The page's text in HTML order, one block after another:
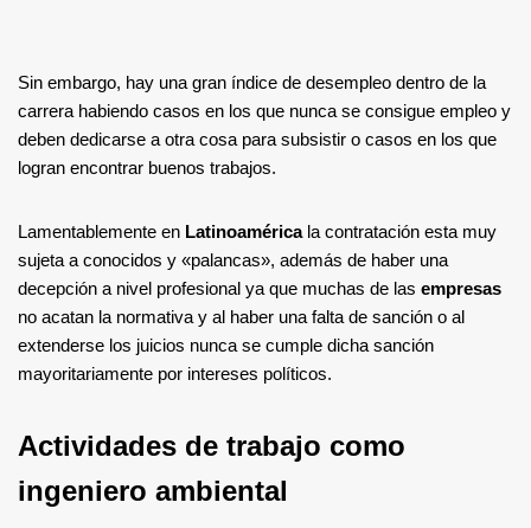
Sin embargo, hay una gran índice de desempleo dentro de la
carrera habiendo casos en los que nunca se consigue empleo y
deben dedicarse a otra cosa para subsistir o casos en los que
logran encontrar buenos trabajos.
Lamentablemente en Latinoamérica la contratación esta muy
sujeta a conocidos y «palancas», además de haber una
decepción a nivel profesional ya que muchas de las empresas
no acatan la normativa y al haber una falta de sanción o al
extenderse los juicios nunca se cumple dicha sanción
mayoritariamente por intereses políticos.
Actividades de trabajo como
ingeniero ambiental